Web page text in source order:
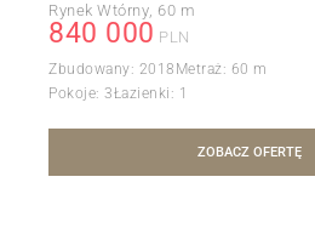
Rynek Wtórny 60 m
840 000 PLN
Zbudowany: 2018 Metraż: 60 m
Pokoje: 3Łazienki: 1
ZOBACZ OFERTĘ